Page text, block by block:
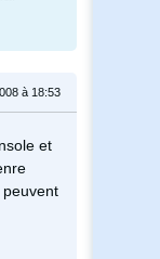
à 18:53
et